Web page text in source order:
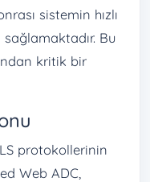
sistemin hızlı
Bu
kritik bir
protokollerinin
Web ADC,